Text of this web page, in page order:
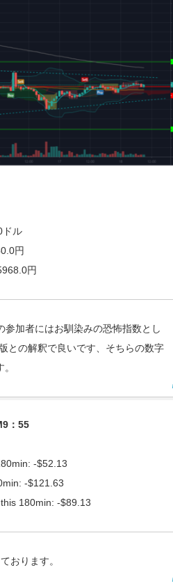
ドル
円
円
加者にはお馴染みの恐怖指数とし
との解釈で良いです、そちらの数字
：55
-$52.13
-$121.63
180min: -$89.13
おります。